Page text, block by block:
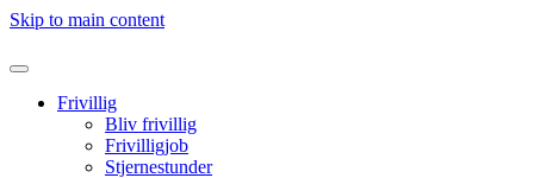
Skip to main content
Frivillig
Bliv frivillig
Frivilligjob
Stjernestunder